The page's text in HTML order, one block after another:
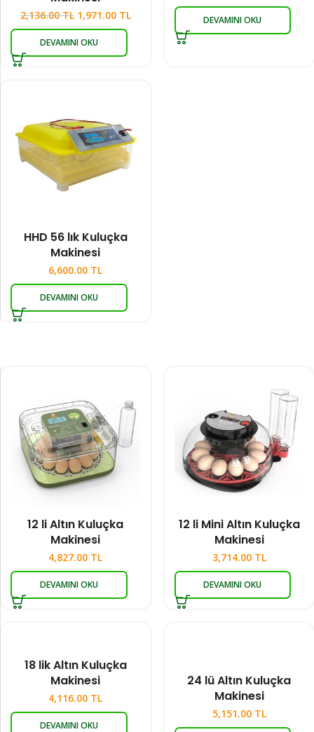
2,136.00TL 1,971.00 TL
DEVAMINI OKU
DEVAMINI OKU
HHD 56 lık Kuluçka
Makinesi
6,600.00 TL
DEVAMINI OKU
12 li Altın Kuluçka
Makinesi
4,827.00 TL
DEVAMINI OKU
12 li Mini Altın Kuluçka
Makinesi
3,714.00 TL
DEVAMINI OKU
18 lik Altın Kuluçka
Makinesi
4,116.00 TL
DEVAMINI OKU
24 lü Altın Kuluçka
Makinesi
5,151.00 TL